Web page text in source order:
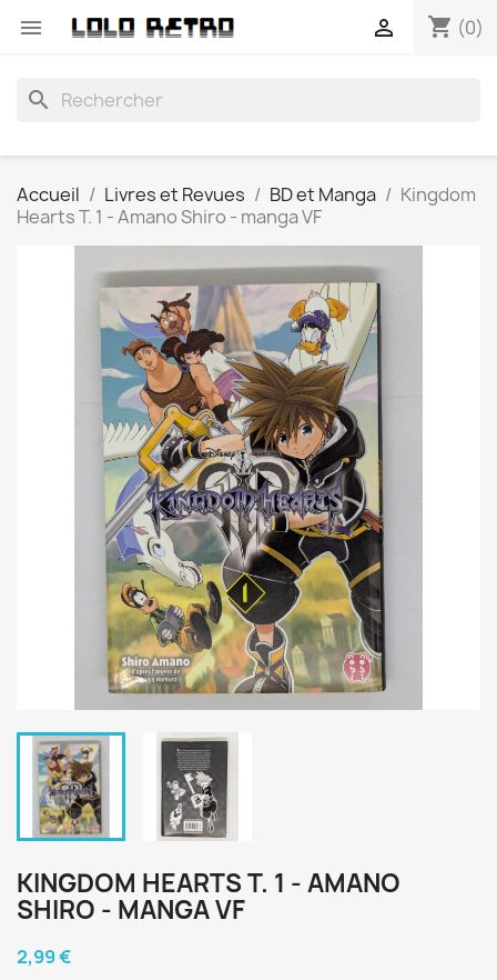
 shopping_cart (0)

search
Accueil Livres et Revues BD et Manga
Kingdom
Hearts T. 1 - Amano Shiro - manga VF
KINGDOM HEARTS T. 1 - AMANO
SHIRO - MANGA VF
2,99 €